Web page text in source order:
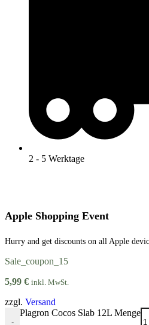
2 - 5 Werktage
Apple Shopping Event
Hurry and get discounts on all Apple
Sale_coupon_15
5,99 € inkl. MwSt.
zzgl. Versand
-
Plagron Cocos Slab 12L Menge